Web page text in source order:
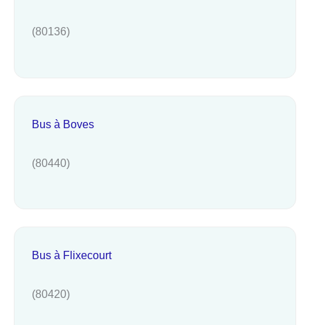
(80136)
Bus à Boves
(80440)
Bus à Flixecourt
(80420)